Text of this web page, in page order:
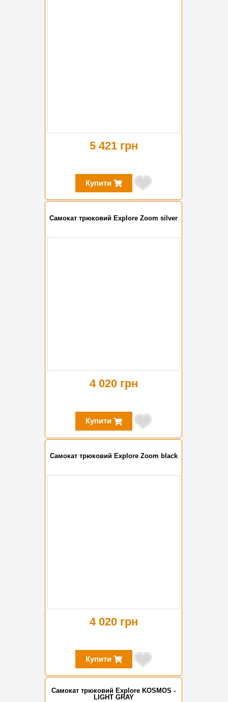
5 421 грн
Купити
Самокат трюковий Explore Zoom silver
4 020 грн
Купити
Самокат трюковий Explore Zoom black
4 020 грн
Купити
Самокат трюковий Explore KOSMOS -
LIGHT GRAY